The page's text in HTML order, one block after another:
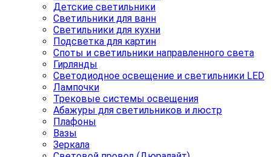
Детские светильники
Светильники для ванн
Светильники для кухни
Подсветка для картин
Споты и светильники направленного света
Гирлянды
Светодиодное освещение и светильники LED
Лампочки
Трековые системы освещения
Абажуры для светильников и люстр
Плафоны
Вазы
Зеркала